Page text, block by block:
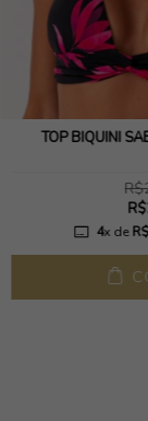
TOP BIQUÍNI
4x de